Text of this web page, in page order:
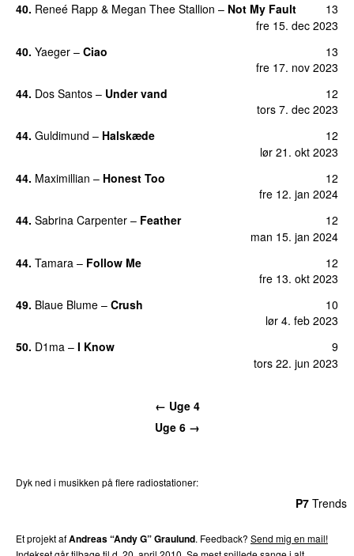
40. Reneé Rapp & Megan Thee Stallion – Not My Fault
fre 15. dec 2023
13
40. Yaeger – Ciao
fre 17. nov 2023
13
44. Dos Santos – Under vand
tors 7. dec 2023
12
44. Guldimund – Halskæde
lør 21. okt 2023
12
44. Maximillian – Honest Too
fre 12. jan 2024
12
44. Sabrina Carpenter – Feather
man 15. jan 2024
12
44. Tamara – Follow Me
fre 13. okt 2023
12
49. Blaue Blume – Crush
lør 4. feb 2023
10
50. D1ma – I Know
tors 22. jun 2023
9
← Uge 4
Uge 6 →
Dyk ned i musikken på flere radiostationer:
P7 Trends
Et projekt afAndreas “Andy G” Graulund. Feedback? Send mig en mail!